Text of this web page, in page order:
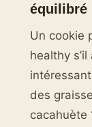
équilibré
Un cookie
healthy
des
cacahuète